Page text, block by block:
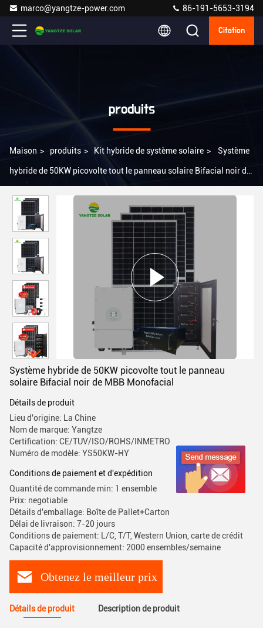
marco@yangtze-power.com 86-191-5653-3194
Citation
produits
Maison > produits > Kit hybride de système solaire > Système
hybride de 50KW picovolte tout le panneau solaire Bifacial noir de
Système hybride de 50KW picovolte tout le panneau
solaire Bifacial noir de MBB Monofacial
Détails de produit
Lieu d'origine: La Chine
Nom de marque: Yangtze
Certification: CE/TUV/ISO/ROHS/INMETRO
Numéro de modèle: YS50KW-HY
Conditions de paiement et d'expédition
Quantité de commande min: 1 ensemble
Prix: negotiable
Détails d'emballage: Boîte de Pallet+Carton
Délai de livraison: 7-20 jours
Conditions de paiement: L/C, T/T, Western Union, carte de crédit
Capacité d'approvisionnement: 2000 ensembles/semaine
Obtenez le meilleur prix
Détails de produit Description de produit